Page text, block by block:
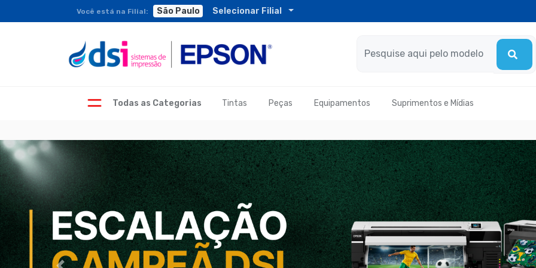
Você está na Filial: São Paulo Selecionar Filial
Todas as Categorias Tintas Peças Equipamentos Suprimentos e Mídias